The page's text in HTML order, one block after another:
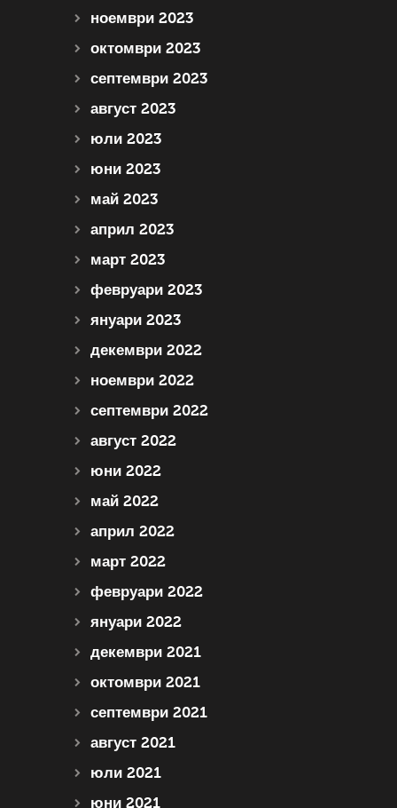
ноември 2023
октомври 2023
септември 2023
август 2023
юли 2023
юни 2023
май 2023
април 2023
март 2023
февруари 2023
януари 2023
декември 2022
ноември 2022
септември 2022
август 2022
юни 2022
май 2022
април 2022
март 2022
февруари 2022
януари 2022
декември 2021
октомври 2021
септември 2021
август 2021
юли 2021
юни 2021